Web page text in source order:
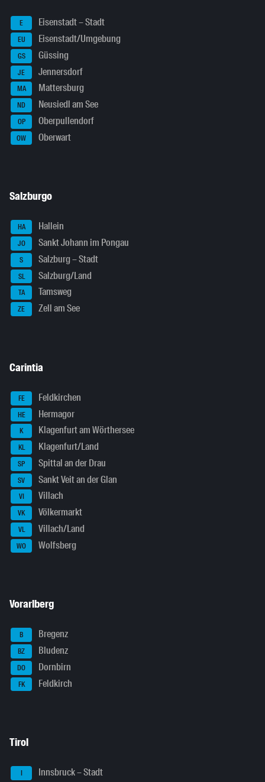
E Eisenstadt – Stadt
EU Eisenstadt/Umgebung
GS Güssing
JE Jennersdorf
MA Mattersburg
ND Neusiedl am See
OP Oberpullendorf
OW Oberwart
Salzburgo
HA Hallein
JO Sankt Johann im Pongau
S Salzburg – Stadt
SL Salzburg/Land
TA Tamsweg
ZE Zell am See
Carintia
FE Feldkirchen
HE Hermagor
K Klagenfurt am Wörthersee
KL Klagenfurt/Land
SP Spittal an der Drau
SV Sankt Veit an der Glan
VI Villach
VK Völkermarkt
VL Villach/Land
WO Wolfsberg
Vorarlberg
B Bregenz
BZ Bludenz
DO Dornbirn
FK Feldkirch
Tirol
I Innsbruck – Stadt